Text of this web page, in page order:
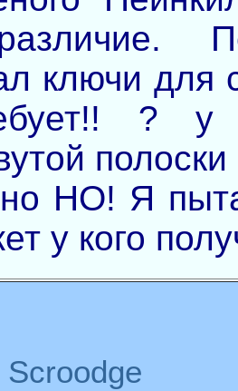
ключи для
? у
НО! Я
у кого